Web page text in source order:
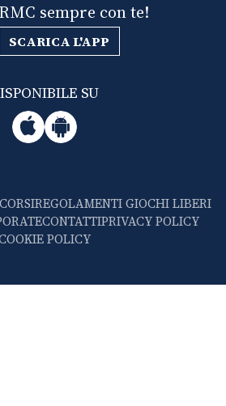
RMC sempre con te!
SCARICA L'APP
SU
REGOLAMENTI GIOCHI LIBERI
CONTATTIPRIVACY POLICY
POLICY